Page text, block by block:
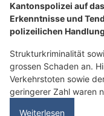
Kantonspolizei auf
Erkenntnisse und
polizeilichen
Strukturkriminalität
grossen Schaden an.
Verkehrstoten sowie
geringerer Zahl waren
Weiterlesen